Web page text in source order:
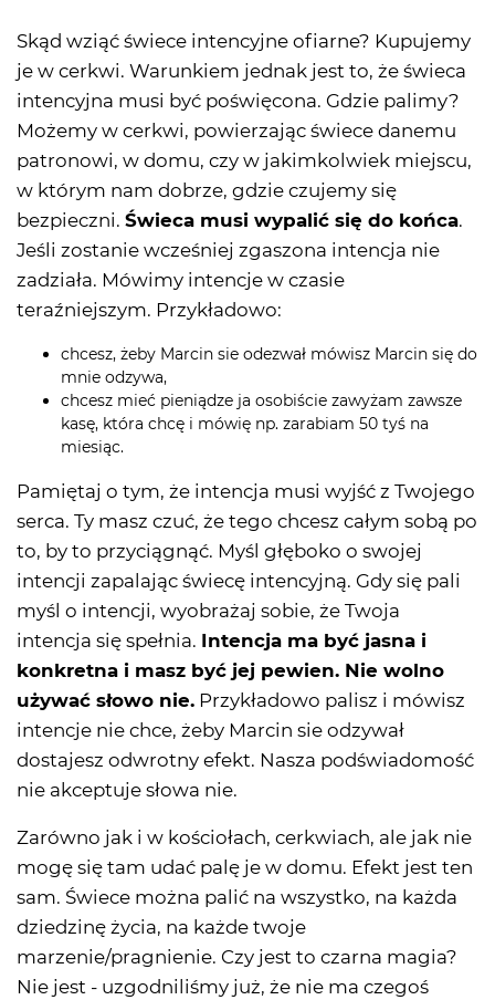
Skąd wziąć świece intencyjne ofiarne? Kupujemy
je w cerkwi. Warunkiem jednak jest to, że świeca
intencyjna musi być poświęcona. Gdzie palimy?
Możemy w cerkwi, powierzając świece danemu
patronowi, w domu, czy w jakimkolwiek miejscu,
w którym nam dobrze, gdzie czujemy się
bezpieczni. Świeca musi wypalić się do końca.
Jeśli zostanie wcześniej zgaszona intencja nie
zadziała. Mówimy intencje w czasie
teraźniejszym. Przykładowo:
chcesz, żeby Marcin sie odezwał mówisz Marcin się do
mnie odzywa,
chcesz mieć pieniądze ja osobiście zawyżam zawsze
kasę, która chcę i mówię np. zarabiam 50 tyś na
miesiąc.
Pamiętaj o tym, że intencja musi wyjść z Twojego
serca. Ty masz czuć, że tego chcesz całym sobą po
to, by to przyciągnąć. Myśl głęboko o swojej
intencji zapalając świecę intencyjną. Gdy się pali
myśl o intencji, wyobrażaj sobie, że Twoja
intencja się spełnia. Intencja ma być jasna i
konkretna i masz być jej pewien. Nie wolno
używać słowo nie. Przykładowo palisz i mówisz
intencje nie chce, żeby Marcin sie odzywał
dostajesz odwrotny efekt. Nasza podświadomość
nie akceptuje słowa nie.
Zarówno jak i w kościołach, cerkwiach, ale jak nie
mogę się tam udać palę je w domu. Efekt jest ten
sam. Świece można palić na wszystko, na każda
dziedzinę życia, na każde twoje
marzenie/pragnienie. Czy jest to czarna magia?
Nie jest - uzgodniliśmy już, że nie ma czegoś